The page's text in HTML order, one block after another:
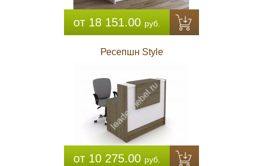
от 18 151.00 руб.
Ресепшн Style
от 10 275.00 руб.